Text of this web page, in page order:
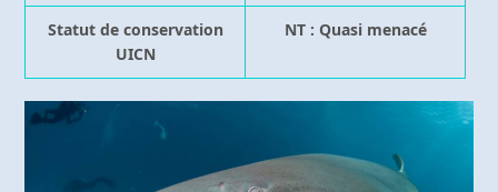
Statut de conservation
UICN
NT : Quasi menacé